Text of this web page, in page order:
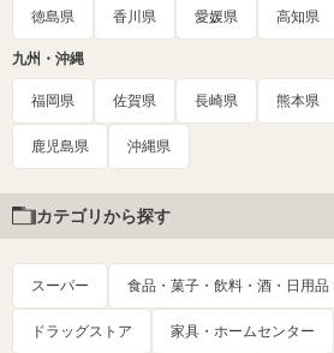
徳島県 香川県 愛媛県 高知県
九州・沖縄
福岡県 佐賀県 長崎県 熊本県
鹿児島県 沖縄県
カテゴリから探す
スーパー 食品・菓子・飲料・酒・日用品
ドラッグストア 家具・ホームセンター